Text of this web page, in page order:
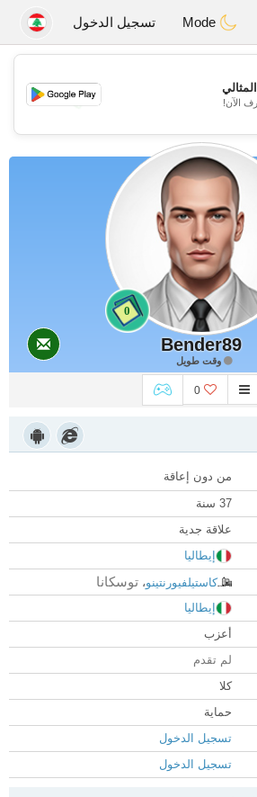
Handi Space تسجيل الدخول
💖
💕
الآن!
0
Bender89
وقت طويل
0
من دون إعاقة
37 سنة
علاقة جدية
إيطاليا
كاستيلفيورنتينو، توسكانا
إيطاليا
أعزب
لم تقدم
كلا
حماية
تسجيل الدخول
تسجيل الدخول